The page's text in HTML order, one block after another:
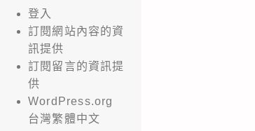
登入
訂閱網站內容的資
訊提供
訂閱留言的資訊提
供
WordPress.org
台灣繁體中文